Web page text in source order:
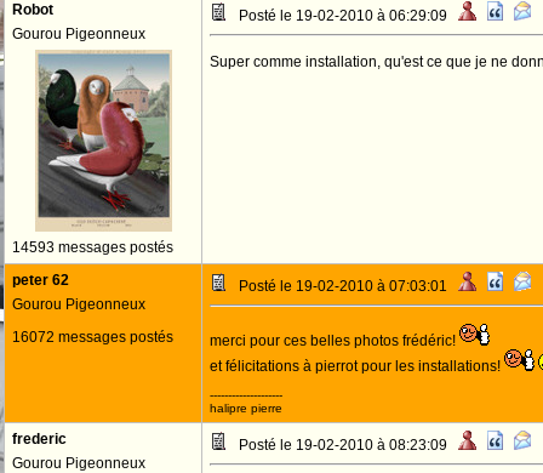
Robot
Gourou Pigeonneux
14593 messages postés
Posté le 19-02-2010 à 06:29:09
Super comme installation, qu'est ce que je ne
peter 62
Gourou Pigeonneux
16072 messages postés
Posté le 19-02-2010 à 07:03:01
merci pour ces belles photos frédéric!
et félicitations à pierrot pour les installations!
--------------------
halipre pierre
frederic
Gourou Pigeonneux
Posté le 19-02-2010 à 08:23:09